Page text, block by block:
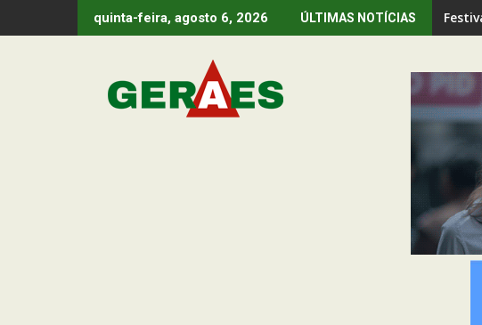
to
quinta-feira, agosto 6, 2026 ÚLTIMAS NOTÍCIAS